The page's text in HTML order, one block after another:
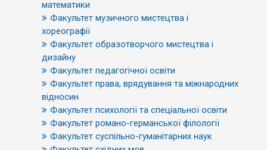
математики
Факультет музичного мистецтва і
хореографії
Факультет образотворчого мистецтва і
дизайну
Факультет педагогічної освіти
Факультет права, врядування та міжнародних
відносин
Факультет психології та спеціальної освіти
Факультет романо-германської філології
Факультет суспільно-гуманітарних наук